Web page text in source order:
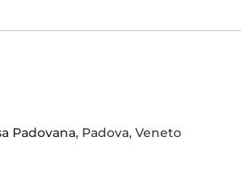
Padovana, Padova, Veneto